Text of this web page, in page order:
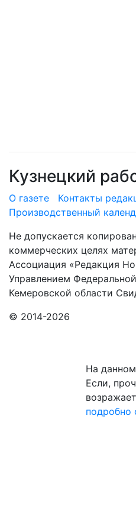
Кузнецкий
О газете Контакты
Производственный
Не допускается
коммерческих целях
Ассоциация «Редакция
Управлением
Кемеровской области
© 2014-2026
На
Если,
подробно